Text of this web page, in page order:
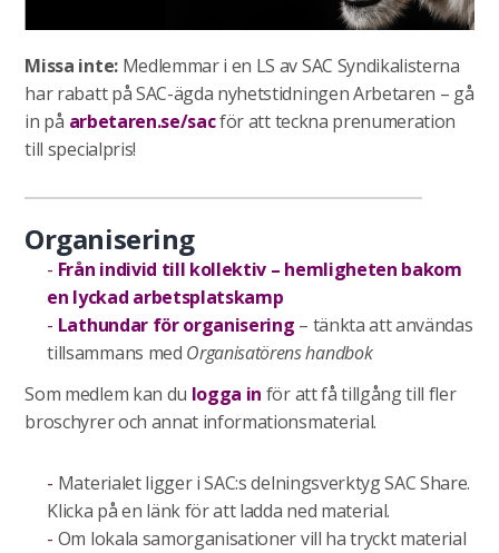
Missa inte:Medlemmar i en LS av SAC Syndikalisterna
har rabatt på SAC-ägda nyhetstidningen Arbetaren – gå
in på arbetaren.se/sacför att teckna prenumeration
till specialpris!
Organisering
Från individ till kollektiv – hemligheten bakom
en lyckad arbetsplatskamp
Lathundar för organisering – tänkta att användas
tillsammans med Organisatörens handbok
Som medlem kan du logga in för att få tillgång till fler
broschyrer och annat informationsmaterial.
Materialet ligger i SAC:s delningsverktyg SAC Share.
Klicka på en länk för att ladda ned material.
Om lokala samorganisationer vill ha tryckt material